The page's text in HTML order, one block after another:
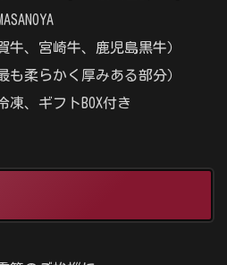
牛、宮崎牛、鹿児島黒牛）
も柔らかく厚みある部分）
、ギフトBOX付き